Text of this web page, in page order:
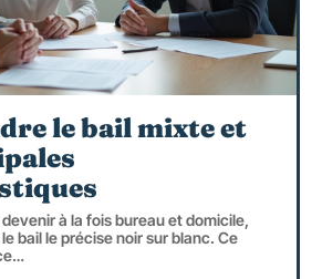
le bail mixte et
à la fois bureau et domicile,
bail le précise noir sur blanc. Ce
…